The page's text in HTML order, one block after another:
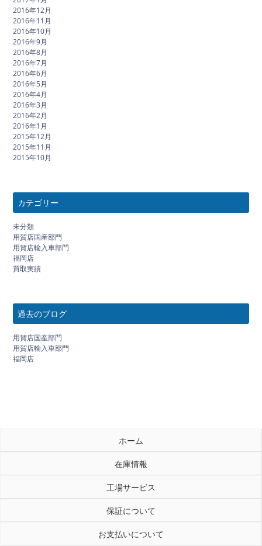
2016年12月
2016年11月
2016年10月
2016年9月
2016年8月
2016年7月
2016年6月
2016年5月
2016年4月
2016年3月
2016年2月
2016年1月
2015年12月
2015年11月
2015年10月
カテゴリー
未分類
用賀店国産部門
用賀店輸入車部門
福岡店
買取実績
過去のブログ
用賀店国産部門
用賀店輸入車部門
福岡店
ホーム
在庫情報
工場サービス
保証について
お支払いについて